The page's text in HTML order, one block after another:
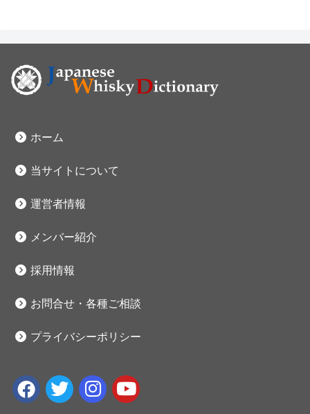
ホーム
当サイトについて
運営者情報
メンバー紹介
採用情報
お問合せ・各種ご相談
プライバシーポリシー